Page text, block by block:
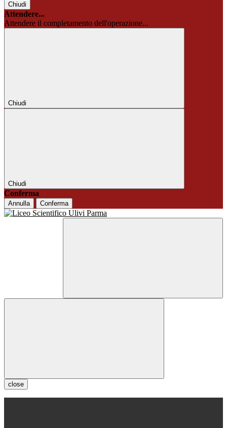
Chiudi
Attendere...
Attendere il completamento dell'operazione...
Chiudi
Chiudi
Conferma
Annulla Conferma
close